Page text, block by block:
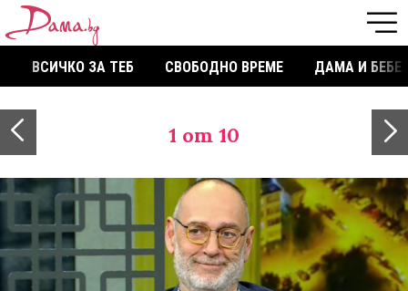
ВСИЧКО ЗА ТЕБ СВОБОДНО ВРЕМЕ ДАМА И БЕБЕ
1 от 10